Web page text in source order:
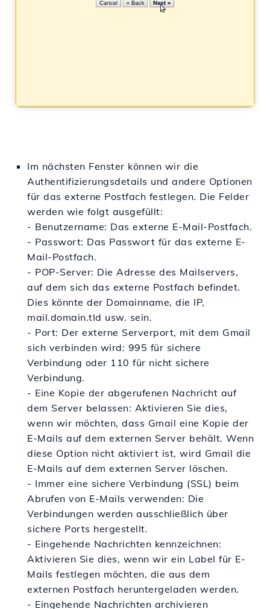
Im nächsten Fenster können wir die
Authentifizierungsdetails und andere Optionen
für das externe Postfach festlegen. Die Felder
werden wie folgt ausgefüllt:
- Benutzername: Das externe E-Mail-Postfach.
- Passwort: Das Passwort für das externe E-
Mail-Postfach.
- POP-Server: Die Adresse des Mailservers,
auf dem sich das externe Postfach befindet.
Dies könnte der Domainname, die IP,
mail.domain.tld usw. sein.
- Port: Der externe Serverport, mit dem Gmail
sich verbinden wird: 995 für sichere
Verbindung oder 110 für nicht sichere
Verbindung.
- Eine Kopie der abgerufenen Nachricht auf
dem Server belassen: Aktivieren Sie dies,
wenn wir möchten, dass Gmail eine Kopie der
E-Mails auf dem externen Server behält. Wenn
diese Option nicht aktiviert ist, wird Gmail die
E-Mails auf dem externen Server löschen.
- Immer eine sichere Verbindung (SSL) beim
Abrufen von E-Mails verwenden: Die
Verbindungen werden ausschließlich über
sichere Ports hergestellt.
- Eingehende Nachrichten kennzeichnen:
Aktivieren Sie dies, wenn wir ein Label für E-
Mails festlegen möchten, die aus dem
externen Postfach heruntergeladen werden.
- Eingehende Nachrichten archivieren